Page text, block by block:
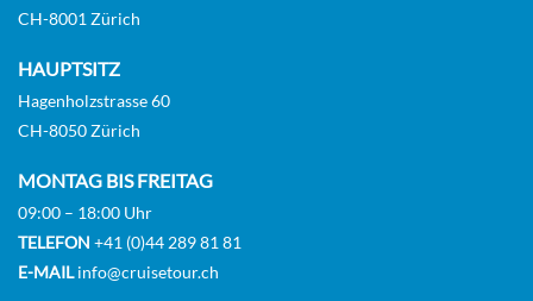
CH-8001 Zürich
HAUPTSITZ
Hagenholzstrasse 60
CH-8050 Zürich
MONTAG BIS FREITAG
09:00 – 18:00 Uhr
TELEFON +41 (0)44 289 81 81
E-MAILinfo@cruisetour.ch